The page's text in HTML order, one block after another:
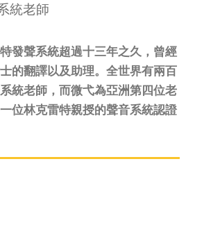
統老師
發聲系統超過十三年之久，曾經
的翻譯以及助理。全世界有兩百
統老師，而微弋為亞洲第四位老
位林克雷特親授的聲音系統認證